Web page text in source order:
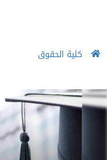
كلية الحقوق